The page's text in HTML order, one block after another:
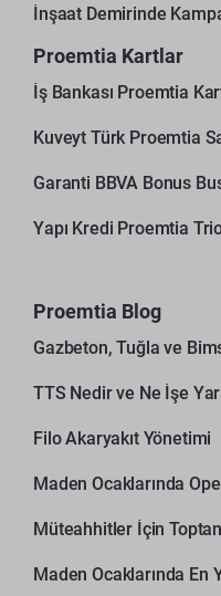
İnşaat Demirinde
Proemtia Kartlar
İş Bankası Proemtia
Kuveyt Türk Proemtia
Garanti BBVA Bonus
Yapı Kredi Proemtia
Proemtia Blog
TTS Nedir ve Ne İşe
Filo Akaryakıt Yönetimi